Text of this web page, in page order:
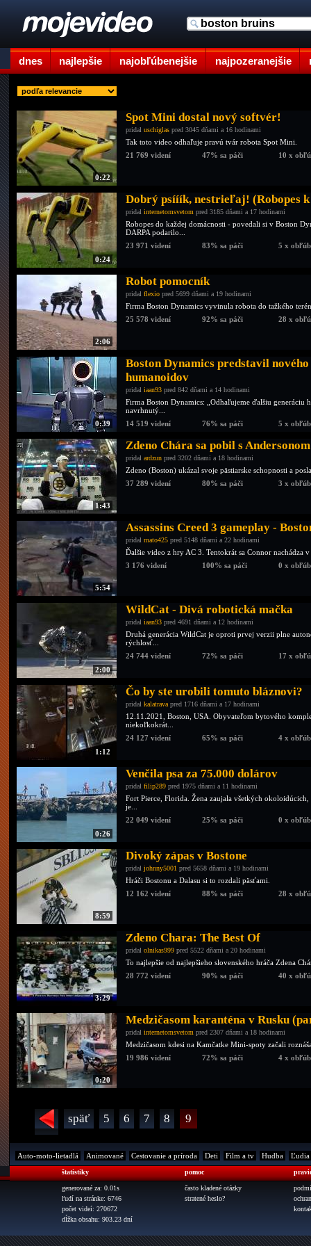
dnes najlepšie najobľúbenejšie najpozeranejšie
0:22
Spot Mini dostal nový softvér!
pridal uschiglas pred 3045 dňami a 16 hodinami
Tak toto video odhaľuje pravú tvár robota Spot Mini.
21 769 videní
47% sa páči 10 x
0:24
Dobrý psííík, nestrieľaj! (Robopes
pridal internetomsvetom pred 3185 dňami a 17 hodinami
Robopes do každej domácnosti - povedali si v Boston
DARPA podarilo...
23 971 videní
83% sa páči 5 x
2:06
Robot pomocník
pridal flexio pred 5699 dňami a 19 hodinami
Firma Boston Dynamics vyvinula robota do tažkého
25 578 videní
92% sa páči 28 x
0:39
Boston Dynamics predstavil
humanoidov
pridal iaan93 pred 842 dňami a 14 hodinami
Firma Boston Dynamics: „Odhaľujeme ďalšiu
navrhnutý...
14 519 videní
76% sa páči 5 x
1:43
Zdeno Chára sa pobil s Andersonom
pridal ardzun pred 3202 dňami a 18 hodinami
Zdeno (Boston) ukázal svoje pästiarske schopnosti a
37 289 videní
80% sa páči 3 x
5:54
Assassins Creed 3 gameplay -
pridal mato425 pred 5148 dňami a 22 hodinami
Ďalšie video z hry AC 3. Tentokrát sa Connor nachádza
3 176 videní
100% sa páči 0 x
2:00
WildCat - Divá robotická mačka
pridal iaan93 pred 4691 dňami a 12 hodinami
Druhá generácia WildCat je oproti prvej verzii plne
rýchlosť...
24 744 videní
72% sa páči 17 x
1:12
Čo by ste urobili tomuto bláznovi?
pridal kalatrava pred 1716 dňami a 17 hodinami
12.11.2021, Boston, USA. Obyvateľom bytového
niekoľkokrát...
24 127 videní
65% sa páči 4 x
0:26
Venčila psa za 75.000 dolárov
pridal filip289 pred 1975 dňami a 11 hodinami
Fort Pierce, Florida. Žena zaujala všetkých
je...
22 049 videní
25% sa páči 0 x
8:59
Divoký zápas v Bostone
pridal johnny5001 pred 5658 dňami a 19 hodinami
Hráči Bostonu a Dalasu si to rozdali päsťami.
12 162 videní
88% sa páči 28 x
3:29
Zdeno Chara: The Best Of
pridal olnikas999 pred 5522 dňami a 20 hodinami
To najlepšie od najlepšieho slovenského hráča Zdena
28 772 videní
90% sa páči 40 x
0:20
Medzičasom karanténa v Rusku
pridal internetomsvetom pred 2307 dňami a 18 hodinami
Medzičasom kdesi na Kamčatke Mini-spoty začali
19 986 videní
72% sa páči 4 x
späť 5 6 7 8 9
Auto-moto-lietadlá Animované Cestovanie a príroda Deti Film a tv Hudba Ľudia
štatistiky
generované za: 0.01s
ľudí na stránke: 6746
počet videí: 270672
dĺžka obsahu: 903.23 dní
pomoc
často kladené otázky
stratené heslo?